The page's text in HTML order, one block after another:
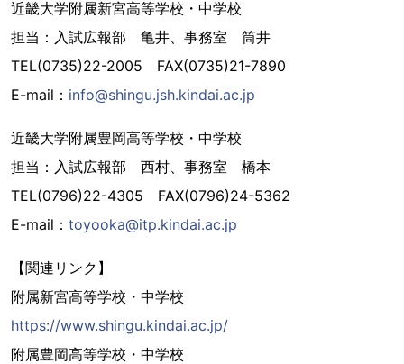
近畿大学附属新宮高等学校・中学校
担当：入試広報部 亀井、事務室 筒井
TEL(0735)22-2005 FAX(0735)21-7890
E-mail： info@shingu.jsh.kindai.ac.jp
近畿大学附属豊岡高等学校・中学校
担当：入試広報部 西村、事務室 橋本
TEL(0796)22-4305 FAX(0796)24-5362
E-mail： toyooka@itp.kindai.ac.jp
【関連リンク】
附属新宮高等学校・中学校
https://www.shingu.kindai.ac.jp/
附属豊岡高等学校・中学校